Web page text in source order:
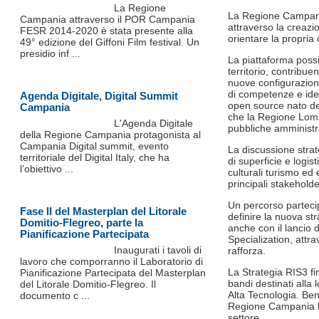
La Regione
attraverso la
orientare la propria
La piattaforma
territorio,
nuove
di competenze e
open source nato
che la Regione
pubbliche
La discussione
di superficie e
culturali turismo ed
principali
Un percorso
definire la nuova
anche con il lancio
Specialization,
rafforza.
La Strategia RIS3
bandi destinati alla
Alta Tecnologia.
Regione
La Regione
Campania attraverso il POR Campania
FESR 2014-2020 è stata presente alla
49° edizione del Giffoni Film festival. Un
presidio inf ...
Agenda Digitale, Digital Summit
Campania
L'Agenda Digitale
della Regione Campania protagonista al
Campania Digital summit, evento
territoriale del Digital Italy, che ha
l’obiettivo ...
Fase II del Masterplan del Litorale
Domitio-Flegreo, parte la
Pianificazione Partecipata
Inaugurati i tavoli di
lavoro che comporranno il Laboratorio di
Pianificazione Partecipata del Masterplan
del Litorale Domitio-Flegreo. Il
documento c ...